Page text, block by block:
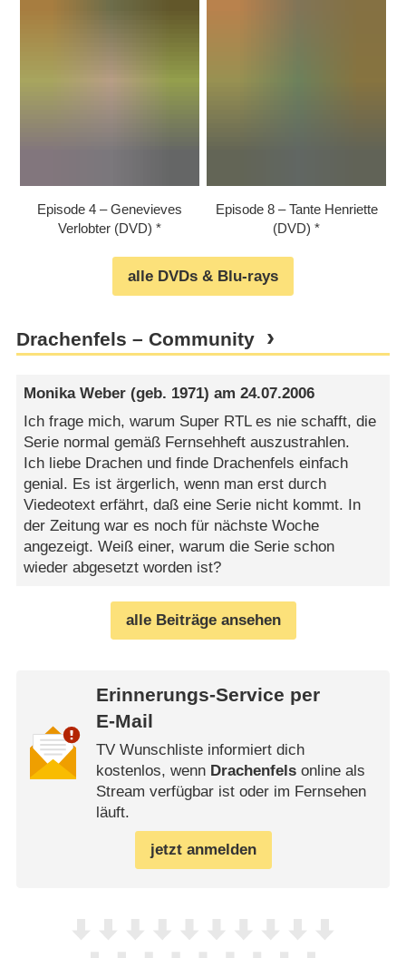
Episode 4 – Genevieves
Verlobter (DVD)
Episode 8 – Tante Henriette
(DVD)
alle DVDs & Blu-rays
Drachenfels – Community
Monika Weber (geb. 1971) am24.07.2006
Ich frage mich, warum Super RTL es nie schafft, die
Serie normal gemäß Fernsehheft auszustrahlen.
Ich liebe Drachen und finde Drachenfels einfach
genial. Es ist ärgerlich, wenn man erst durch
Viedeotext erfährt, daß eine Serie nicht kommt. In
der Zeitung war es noch für nächste Woche
angezeigt. Weiß einer, warum die Serie schon
wieder abgesetzt worden ist?
alle Beiträge ansehen
Erinnerungs-Service per
E-Mail
TV Wunschliste informiert dich
kostenlos, wenn Drachenfelsonline als
Stream verfügbar ist oder im Fernsehen
läuft.
jetzt anmelden